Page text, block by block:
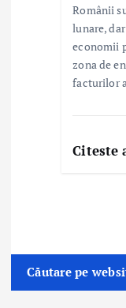
Românii
lunare,
economii
zona de
facturilor
Citeste
Căutare pe